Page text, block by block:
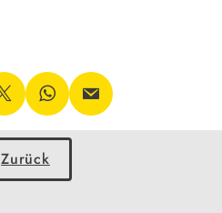
Zurück